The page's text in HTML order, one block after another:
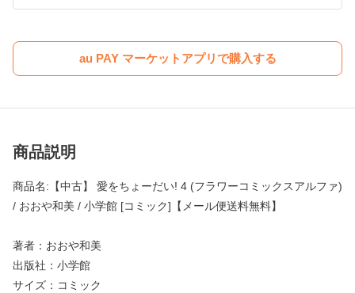
au PAY マーケットアプリで購入する
商品説明
商品名:【中古】 愛をちょーだい! 4 (フラワーコミックスアルファ)
/ おおや和美 / 小学館 [コミック]【メール便送料無料】
著者：おおや和美
出版社：小学館
サイズ：コミック